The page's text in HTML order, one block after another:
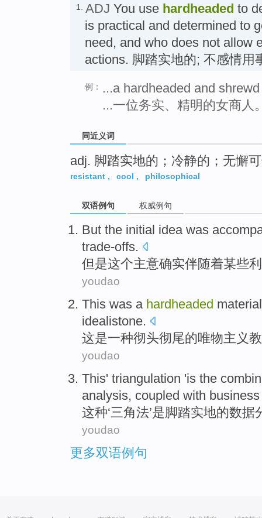
1. ADJ You use hardheaded to
is practical and determined to
need, and who does not allow
actions. 脚踏实地的; 不感情用
例：
...a hardheaded and
...一位务实、精明的女商人
同近义词
adj. 脚踏实地的；冷静的；无懈
resistant , cool , philosophical
双语例句 权威例句
But the initial ideawas
trade-offs.
但是这个主意确实伴随着某些
youdao
This was a hardheaded
idealistone.
这是一种彻头彻尾的唯物主义
youdao
This' triangulation 'is the
analysis, coupled with business
这种‘三角法’是脚踏实地的数据
youdao
更多双语例句